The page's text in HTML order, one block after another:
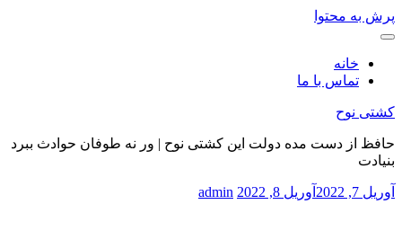
پرش به محتوا
خانه
تماس با ما
کشتی نوح
حافظ از دست مده دولت این کشتی نوح | ور نه طوفان حوادث ببرد
بنیادت
آوریل 7, 2022 آوریل 8, 2022 admin